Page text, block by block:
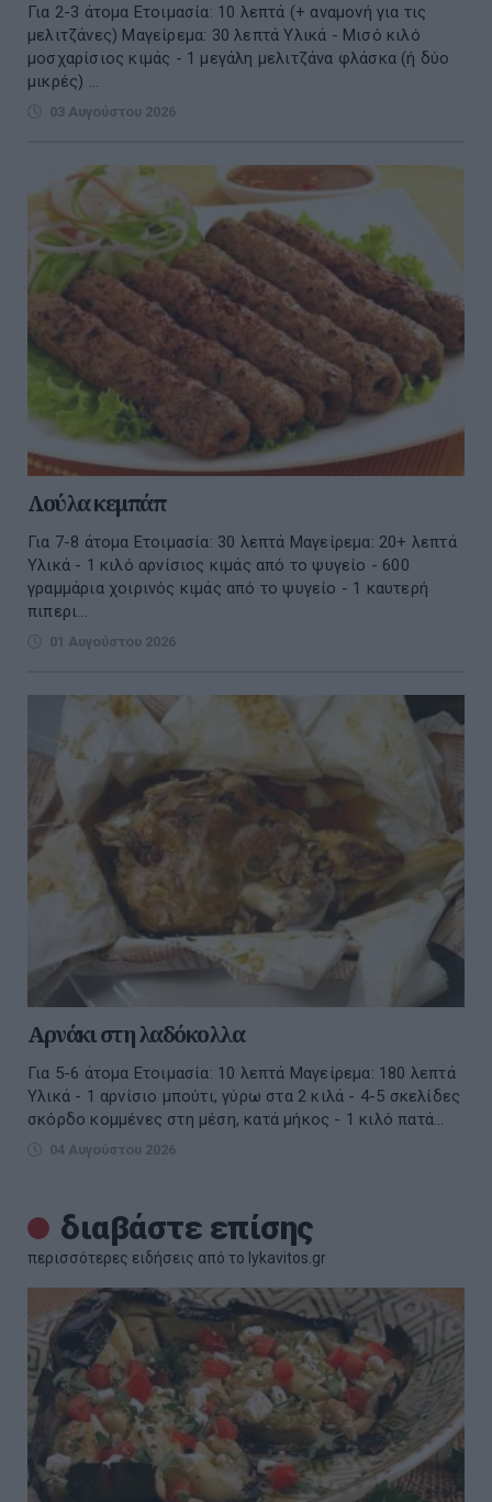
Για 2-3 άτομα Ετοιμασία: 10 λεπτά (+ αναμονή για τις
μελιτζάνες) Μαγείρεμα: 30 λεπτά Υλικά - Μισό κιλό
μοσχαρίσιος κιμάς - 1 μεγάλη μελιτζάνα φλάσκα (ή δύο
μικρές) ...
03 Αυγούστου 2026
Λούλα κεμπάπ
Για 7-8 άτομα Ετοιμασία: 30 λεπτά Μαγείρεμα: 20+ λεπτά
Υλικά - 1 κιλό αρνίσιος κιμάς από το ψυγείο - 600
γραμμάρια χοιρινός κιμάς από το ψυγείο - 1 καυτερή
πιπερι...
01 Αυγούστου 2026
Αρνάκι στη λαδόκολλα
Για 5-6 άτομα Ετοιμασία: 10 λεπτά Μαγείρεμα: 180 λεπτά
Υλικά - 1 αρνίσιο μπούτι, γύρω στα 2 κιλά - 4-5 σκελίδες
σκόρδο κομμένες στη μέση, κατά μήκος - 1 κιλό πατά...
04 Αυγούστου 2026
διαβάστε επίσης
περισσότερες ειδήσεις από το lykavitos.gr